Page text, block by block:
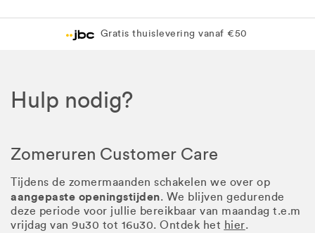
Gratis thuislevering vanaf €50
Hulp nodig?
Zomeruren Customer Care
Tijdens de zomermaanden schakelen we over op
aangepaste openingstijden. We blijven gedurende
deze periode voor jullie bereikbaar van maandag t.e.m
vrijdag van 9u30 tot 16u30. Ontdek het hier.